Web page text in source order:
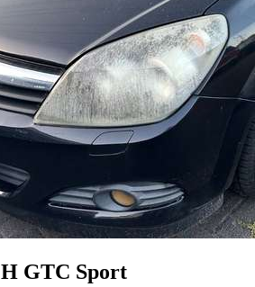
H GTC Sport